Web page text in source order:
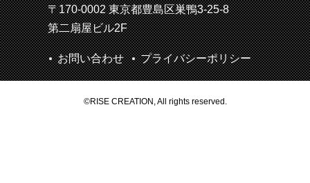
〒170-0002 東京都豊島区巣鴨3-25-8
第二扇屋ビル2F
お問い合わせ プライバシーポリシー
©RISE CREATION, All rights reserved.